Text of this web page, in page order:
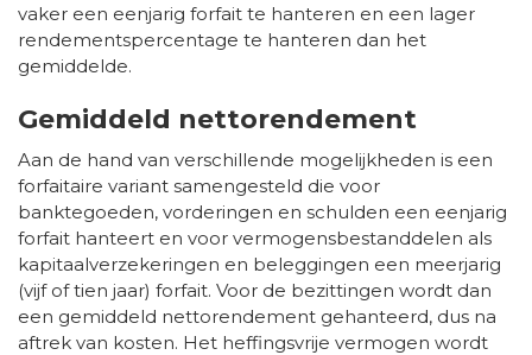
vaker een eenjarig forfait te hanteren en een lager
rendementspercentage te hanteren dan het
gemiddelde.
Gemiddeld nettorendement
Aan de hand van verschillende mogelijkheden is een
forfaitaire variant samengesteld die voor
banktegoeden, vorderingen en schulden een eenjarig
forfait hanteert en voor vermogensbestanddelen als
kapitaalverzekeringen en beleggingen een meerjarig
(vijf of tien jaar) forfait. Voor de bezittingen wordt dan
een gemiddeld nettorendement gehanteerd, dus na
aftrek van kosten. Het heffingsvrije vermogen wordt